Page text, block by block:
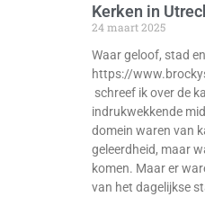
Kerken in
24 maart 2025
Waar geloof, stad
https://
schreef ik over de
indrukwekkende
domein waren van
geleerdheid, maar
komen. Maar er
van het dagelijkse